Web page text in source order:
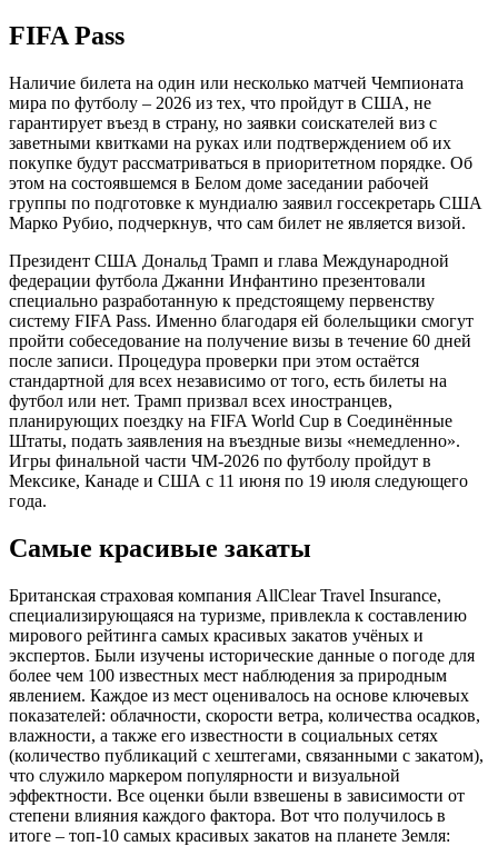
FIFA Pass
Наличие билета на один или несколько матчей Чемпионата
мира по футболу – 2026 из тех, что пройдут в США, не
гарантирует въезд в страну, но заявки соискателей виз с
заветными квитками на руках или подтверждением об их
покупке будут рассматриваться в приоритетном порядке. Об
этом на состоявшемся в Белом доме заседании рабочей
группы по подготовке к мундиалю заявил госсекретарь США
Марко Рубио, подчеркнув, что сам билет не является визой.
Президент США Дональд Трамп и глава Международной
федерации футбола Джанни Инфантино презентовали
специально разработанную к предстоящему первенству
систему FIFA Pass. Именно благодаря ей болельщики смогут
пройти собеседование на получение визы в течение 60 дней
после записи. Процедура проверки при этом остаётся
стандартной для всех независимо от того, есть билеты на
футбол или нет. Трамп призвал всех иностранцев,
планирующих поездку на FIFA World Cup в Соединённые
Штаты, подать заявления на въездные визы «немедленно».
Игры финальной части ЧМ-2026 по футболу пройдут в
Мексике, Канаде и США с 11 июня по 19 июля следующего
года.
Самые красивые закаты
Британская страховая компания AllClear Travel Insurance,
специализирующаяся на туризме, привлекла к составлению
мирового рейтинга самых красивых закатов учёных и
экспертов. Были изучены исторические данные о погоде для
более чем 100 известных мест наблюдения за природным
явлением. Каждое из мест оценивалось на основе ключевых
показателей: облачности, скорости ветра, количества осадков,
влажности, а также его известности в социальных сетях
(количество публикаций с хештегами, связанными с закатом),
что служило маркером популярности и визуальной
эффектности. Все оценки были взвешены в зависимости от
степени влияния каждого фактора. Вот что получилось в
итоге – топ-10 самых красивых закатов на планете Земля: